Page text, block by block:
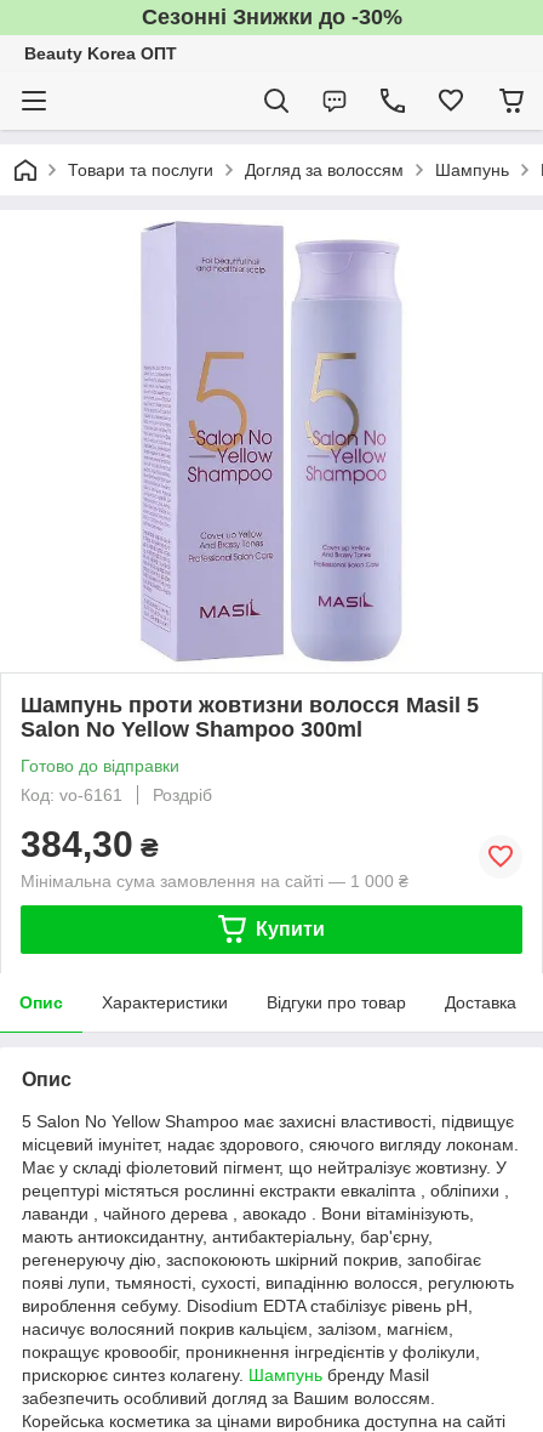
Сезонні Знижки до -30%
Beauty Korea ОПТ
Товари та послуги Догляд за волоссям Шампунь
Шампунь проти жовтизни волосся Masil 5
Salon No Yellow Shampoo 300ml
Готово до відправки
Код: vo-6161
Роздріб
384,30 ₴
Мінімальна сума замовлення на сайті — 1 000 ₴
Купити
Опис Характеристики Відгуки про товар Доставка
Опис
5 Salon No Yellow Shampoo має захисні властивості, підвищує
місцевий імунітет, надає здорового, сяючого вигляду локонам.
Має у складі фіолетовий пігмент, що нейтралізує жовтизну. У
рецептурі містяться рослинні екстракти евкаліпта , обліпихи ,
лаванди , чайного дерева , авокадо . Вони вітамінізують,
мають антиоксидантну, антибактеріальну, бар'єрну,
регенеруючу дію, заспокоюють шкірний покрив, запобігає
появі лупи, тьмяності, сухості, випадінню волосся, регулюють
вироблення себуму. Disodium EDTA стабілізує рівень pH,
насичує волосяний покрив кальцієм, залізом, магнієм,
покращує кровообіг, проникнення інгредієнтів у фолікули,
прискорює синтез колагену. Шампунь бренду Masil
забезпечить особливий догляд за Вашим волоссям.
Корейська косметика за цінами виробника доступна на сайті